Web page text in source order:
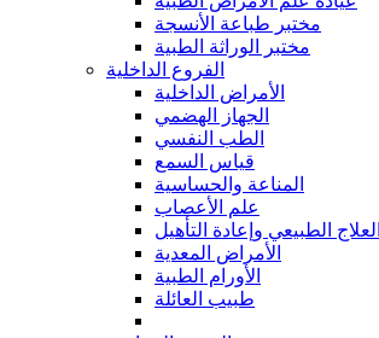
مختبر طباعة الأنسجة
مختبر الوراثة الطبية
الفروع الداخلية
الأمراض الداخلية
الجهاز الهضمي
الطب النفسي
قياس السمع
المناعة والحساسية
علم الأعصاب
العلاج الطبيعي وإعادة التأهيل
الأمراض المعدية
الأورام الطبية
طبيب العائلة